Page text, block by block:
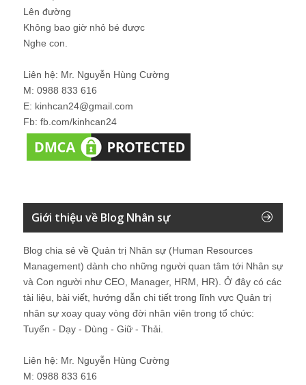
Lên đường
Không bao giờ nhỏ bé được
Nghe con.
Liên hệ: Mr. Nguyễn Hùng Cường
M: 0988 833 616
E: kinhcan24@gmail.com
Fb: fb.com/kinhcan24
Giới thiệu về Blog Nhân sự
Blog chia sẻ về Quản trị Nhân sự (Human Resources
Management) dành cho những người quan tâm tới Nhân sự
và Con người như CEO, Manager, HRM, HR). Ở đây có các
tài liệu, bài viết, hướng dẫn chi tiết trong lĩnh vực Quản trị
nhân sự xoay quay vòng đời nhân viên trong tổ chức:
Tuyển - Dạy - Dùng - Giữ - Thải.
Liên hệ: Mr. Nguyễn Hùng Cường
M: 0988 833 616